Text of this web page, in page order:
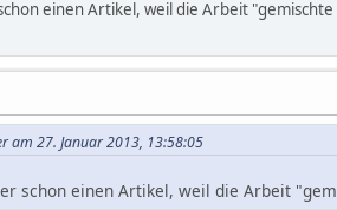
einen Artikel, weil die Arbeit "gemischte
am 27. Januar 2013, 13:58:05
schon einen Artikel, weil die Arbeit